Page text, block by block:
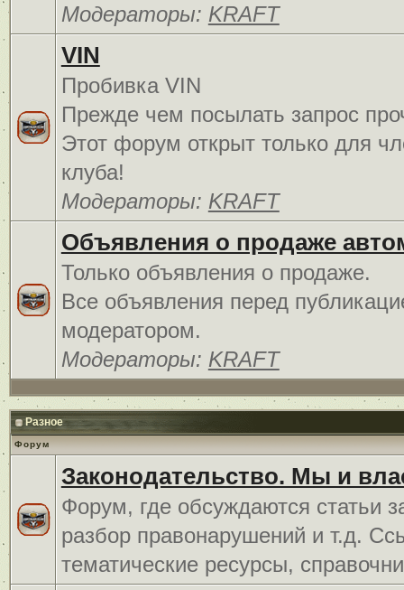
Модераторы: KRAFT
VIN
Пробивка VIN
Прежде чем посылать запрос
Этот форум открыт только для
клуба!
Модераторы: KRAFT
Объявления о продаже
Только объявления о продаже.
Все объявления перед
модератором.
Модераторы: KRAFT
Разное
Форум
Законодательство. Мы и
Форум, где обсуждаются статьи
разбор правонарушений и т.д.
тематические ресурсы,